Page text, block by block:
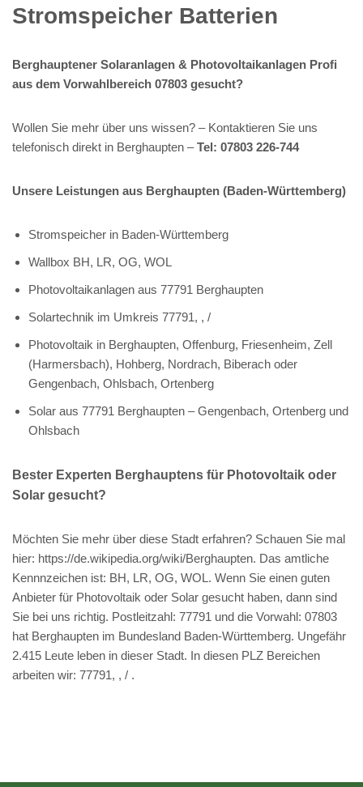
Stromspeicher Batterien
Berghauptener Solaranlagen & Photovoltaikanlagen Profi
aus dem Vorwahlbereich 07803 gesucht?
Wollen Sie mehr über uns wissen? – Kontaktieren Sie uns
telefonisch direkt in Berghaupten –Tel: 07803 226-744
Unsere Leistungen aus Berghaupten (Baden-Württemberg)
Stromspeicher in Baden-Württemberg
Wallbox BH, LR, OG, WOL
Photovoltaikanlagen aus 77791 Berghaupten
Solartechnik im Umkreis 77791, , /
Photovoltaik in Berghaupten, Offenburg, Friesenheim, Zell
(Harmersbach), Hohberg, Nordrach, Biberach oder
Gengenbach, Ohlsbach, Ortenberg
Solar aus 77791 Berghaupten – Gengenbach, Ortenberg und
Ohlsbach
Bester Experten Berghauptens für Photovoltaik oder
Solar gesucht?
Möchten Sie mehr über diese Stadt erfahren? Schauen Sie mal
hier: https://de.wikipedia.org/wiki/Berghaupten. Das amtliche
Kennnzeichen ist: BH, LR, OG, WOL. Wenn Sie einen guten
Anbieter für Photovoltaik oder Solar gesucht haben, dann sind
Sie bei uns richtig. Postleitzahl: 77791 und die Vorwahl: 07803
hat Berghaupten im Bundesland Baden-Württemberg. Ungefähr
2.415 Leute leben in dieser Stadt. In diesen PLZ Bereichen
arbeiten wir: 77791, , / .